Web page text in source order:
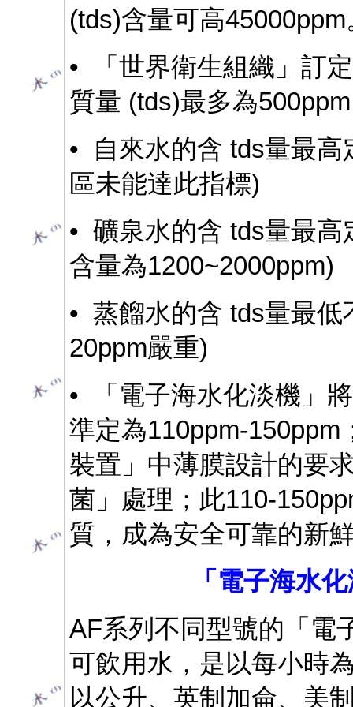
(tds)含量可高45000ppm
• 「世界衛生組織」訂
質量 (tds)最多為
• 自來水的含 tds量最
區未能達此指標)
• 礦泉水的含 tds量最
含量為1200~2000ppm)
• 蒸餾水的含 tds量最
20ppm嚴重)
• 「電子海水化淡機」
準定為110ppm-
裝置」中薄膜設計的要
菌」處理；此110-
質，成為安全可靠的新
「電子海水
AF系列不同型號的「電
可飲用水，是以每小時
以公升、英制加侖、美